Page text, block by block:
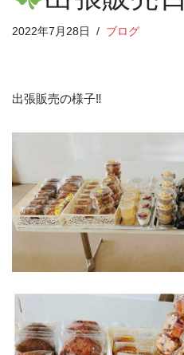
2022年7月28日 ブログ
出張販売の様子‼︎